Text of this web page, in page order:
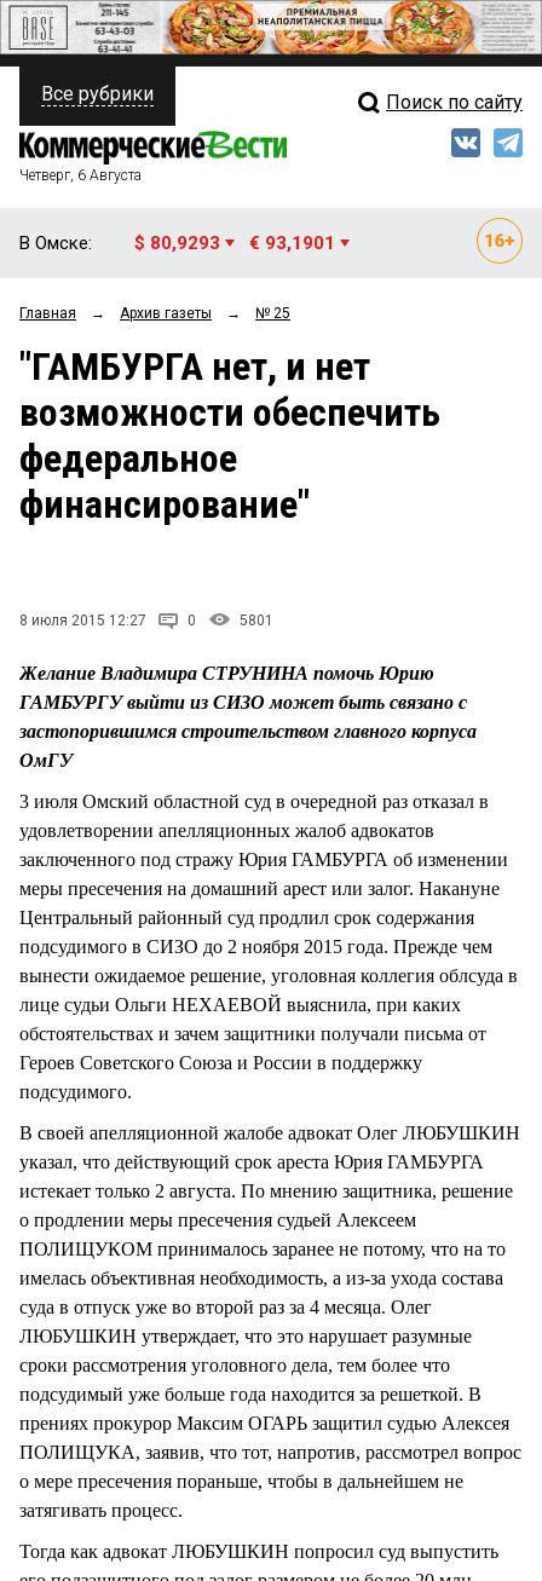
ПОЛИТИКА
ФИНАНСЫ
ОБЩЕСТВО
ЗАКОН
Свежий выпуск
Рейтинги
Блоги
Все рубрики Поиск по сайту
Четверг, 6 Августа
В Омске: $ 80,9293 € 93,1901
Главная → Архив газеты → № 25
"ГАМБУРГА нет, и нет
возможности обеспечить
федеральное
финансирование"
8 июля 2015 12:27 0 5801
Желание Владимира СТРУНИНА помочь Юрию
ГАМБУРГУ выйти из СИЗО может быть связано с
застопорившимся строительством главного корпуса
ОмГУ
3 июля Омский областной суд в очередной раз отказал в
удовлетворении апелляционных жалоб адвокатов
заключенного под стражу Юрия ГАМБУРГА об изменении
меры пресечения на домашний арест или залог. Накануне
Центральный районный суд продлил срок содержания
подсудимого в СИЗО до 2 ноября 2015 года. Прежде чем
вынести ожидаемое решение, уголовная коллегия облсуда в
лице судьи Ольги НЕХАЕВОЙ выяснила, при каких
обстоятельствах и зачем защитники получали письма от
Героев Советского Союза и России в поддержку
подсудимого.
В своей апелляционной жалобе адвокат Олег ЛЮБУШКИН
указал, что действующий срок ареста Юрия ГАМБУРГА
истекает только 2 августа. По мнению защитника, решение
о продлении меры пресечения судьей Алексеем
ПОЛИЩУКОМ принималось заранее не потому, что на то
имелась объективная необходимость, а из-за ухода состава
суда в отпуск уже во второй раз за 4 месяца. Олег
ЛЮБУШКИН утверждает, что это нарушает разумные
сроки рассмотрения уголовного дела, тем более что
подсудимый уже больше года находится за решеткой. В
прениях прокурор Максим ОГАРЬ защитил судью Алексея
ПОЛИЩУКА, заявив, что тот, напротив, рассмотрел вопрос
о мере пресечения пораньше, чтобы в дальнейшем не
затягивать процесс.
Тогда как адвокат ЛЮБУШКИН попросил суд выпустить